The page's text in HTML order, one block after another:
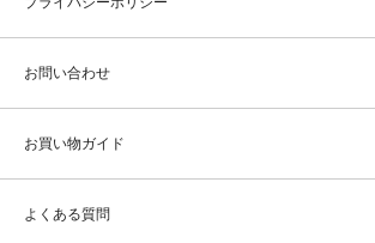
お問い合わせ
お買い物ガイド
よくある質問